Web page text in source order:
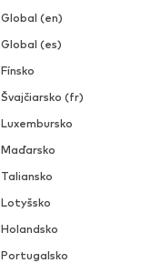
(en)
(es)
(fr)